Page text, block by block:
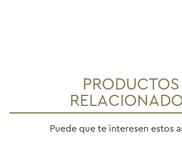
PRODUCTOS
Puede que te interesen estos